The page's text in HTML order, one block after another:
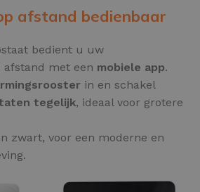
afstand bedienbaar
bedient u uw
met een mobiele app.
in en schakel
tegelijk, ideaal voor grotere
zwart, voor een moderne en